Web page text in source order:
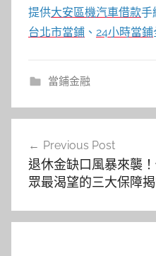
提供大安區機汽車借款手
台北市當鋪 、 24小時當鋪
當鋪金融
章
導
覽
Previous Post
退休金缺口風暴來襲
眾最渴望的三大保障